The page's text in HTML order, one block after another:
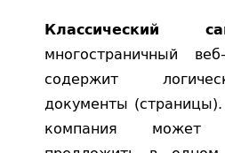
Классический
многостраничный
содержит
документы
компания может